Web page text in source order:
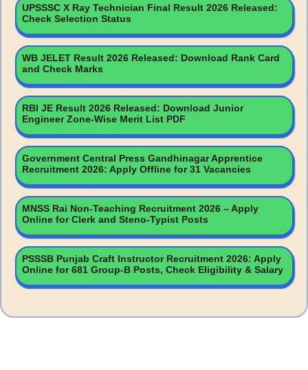
UPSSSC X Ray Technician Final Result 2026 Released:
Check Selection Status
WB JELET Result 2026 Released: Download Rank Card
and Check Marks
RBI JE Result 2026 Released: Download Junior
Engineer Zone-Wise Merit List PDF
Government Central Press Gandhinagar Apprentice
Recruitment 2026: Apply Offline for 31 Vacancies
MNSS Rai Non-Teaching Recruitment 2026 – Apply
Online for Clerk and Steno-Typist Posts
PSSSB Punjab Craft Instructor Recruitment 2026: Apply
Online for 681 Group-B Posts, Check Eligibility & Salary